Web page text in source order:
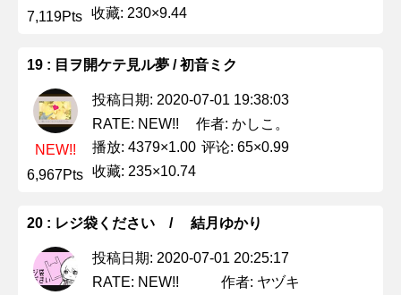
7,119Pts 收藏: 230×9.44
19 : 目ヲ開ケテ見ル夢 / 初音ミク
NEW!!
6,967Pts
投稿日期: 2020-07-01 19:38:03
RATE: NEW!!
作者: かしこ。
播放: 4379×1.00 评论: 65×0.99
收藏: 235×10.74
20 : レジ袋ください / 結月ゆかり
投稿日期: 2020-07-01 20:25:17
RATE: NEW!!
作者: ヤヅキ